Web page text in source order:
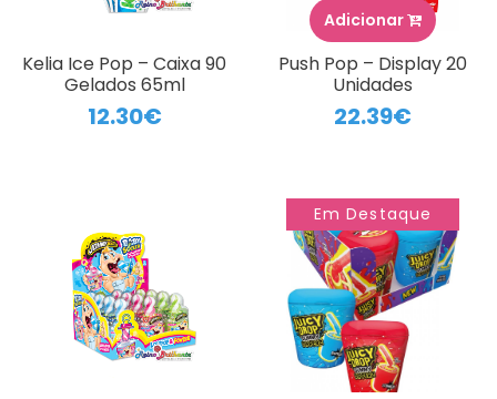
Kelia Ice Pop – Caixa 90
Gelados 65ml
12.30€
Adicionar
Push Pop – Display 20
Unidades
22.39€
Em Destaque